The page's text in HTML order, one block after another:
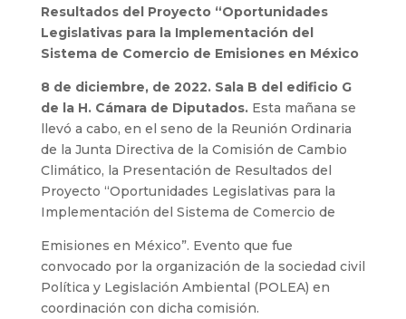
Resultados del Proyecto “Oportunidades
Legislativas para la Implementación del
Sistema de Comercio de Emisiones en México
8 de diciembre, de 2022. Sala B del edificio G
de la H. Cámara de Diputados. Esta mañana se
llevó a cabo, en el seno de la Reunión Ordinaria
de la Junta Directiva de la Comisión de Cambio
Climático, la Presentación de Resultados del
Proyecto “Oportunidades Legislativas para la
Implementación del Sistema de Comercio de
Emisiones en México”. Evento que fue
convocado por la organización de la sociedad civil
Política y Legislación Ambiental (POLEA) en
coordinación con dicha comisión.